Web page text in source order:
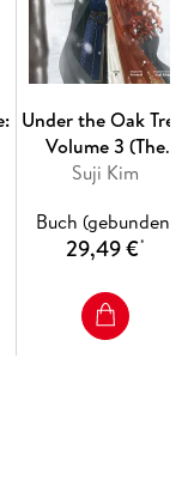
Under the Oak
Volume 3 (The
Comic)
Suji Kim
Buch (gebunden)
29,49 €*